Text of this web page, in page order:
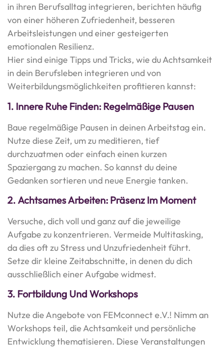
in ihren Berufsalltag integrieren, berichten häufig
von einer höheren Zufriedenheit, besseren
Arbeitsleistungen und einer gesteigerten
emotionalen Resilienz.
Hier sind einige Tipps und Tricks, wie du Achtsamkeit
in dein Berufsleben integrieren und von
Weiterbildungsmöglichkeiten profitieren kannst:
1. Innere Ruhe Finden: Regelmäßige Pausen
Baue regelmäßige Pausen in deinen Arbeitstag ein.
Nutze diese Zeit, um zu meditieren, tief
durchzuatmen oder einfach einen kurzen
Spaziergang zu machen. So kannst du deine
Gedanken sortieren und neue Energie tanken.
2. Achtsames Arbeiten: Präsenz Im Moment
Versuche, dich voll und ganz auf die jeweilige
Aufgabe zu konzentrieren. Vermeide Multitasking,
da dies oft zu Stress und Unzufriedenheit führt.
Setze dir kleine Zeitabschnitte, in denen du dich
ausschließlich einer Aufgabe widmest.
3. Fortbildung Und Workshops
Nutze die Angebote von FEMconnect e.V.! Nimm an
Workshops teil, die Achtsamkeit und persönliche
Entwicklung thematisieren. Diese Veranstaltungen